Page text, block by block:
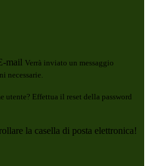
mail Verrà inviato un messaggio
necessarie.
utente? Effettua il reset della password
la casella di posta elettronica!